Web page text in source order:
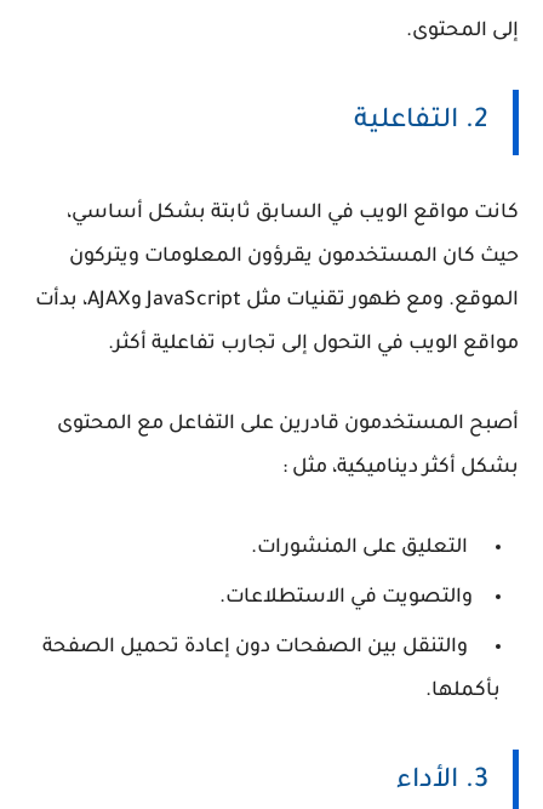
إلى المحتوى.
2. التفاعلية
كانت مواقع الويب في السابق ثابتة بشكل أساسي،
حيث كان المستخدمون يقرؤون المعلومات ويتركون
الموقع. ومع ظهور تقنيات مثل JavaScript وAJAX، بدأت
مواقع الويب في التحول إلى تجارب تفاعلية أكثر.
أصبح المستخدمون قادرين على التفاعل مع المحتوى
بشكل أكثر ديناميكية، مثل :
التعليق على المنشورات.
والتصويت في الاستطلاعات.
والتنقل بين الصفحات دون إعادة تحميل الصفحة
بأكملها.
3. الأداء